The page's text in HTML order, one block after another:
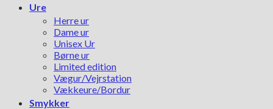
Ure
Herre ur
Dame ur
Unisex Ur
Børne ur
Limited edition
Vægur/Vejrstation
Vækkeure/Bordur
Smykker